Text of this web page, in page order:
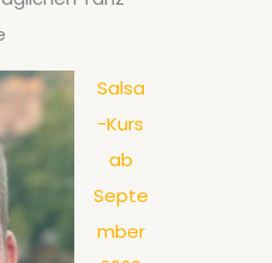
Salsa
-Kurs
ab
Septe
mber